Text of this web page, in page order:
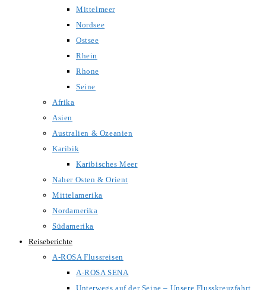
Mittelmeer
Nordsee
Ostsee
Rhein
Rhone
Seine
Afrika
Asien
Australien & Ozeanien
Karibik
Karibisches Meer
Naher Osten & Orient
Mittelamerika
Nordamerika
Südamerika
Reiseberichte
A-ROSA Flussreisen
A-ROSA SENA
Unterwegs auf der Seine – Unsere Flusskreuzfahrt